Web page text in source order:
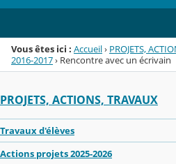
Vous êtes ici : Accueil› PROJETS,
2016-2017› Rencontre avec un écrivain
PROJETS, ACTIONS, TRAVAUX
Travaux d'élèves
Actions projets 2025-2026